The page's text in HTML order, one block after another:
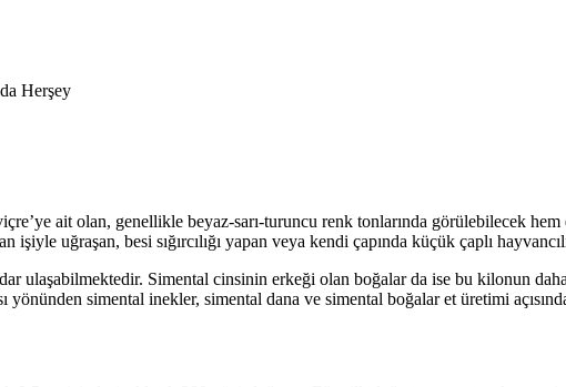
Herşey
ait olan, genellikle beyaz-sarı-turuncu renk tonlarında görülebilecek
işiyle uğraşan, besi sığırcılığı yapan veya kendi çapında küçük çaplı
ulaşabilmektedir. Simental cinsinin erkeği olan boğalar da ise bu kilonun
simental inekler, simental dana ve simental boğalar et üretimi